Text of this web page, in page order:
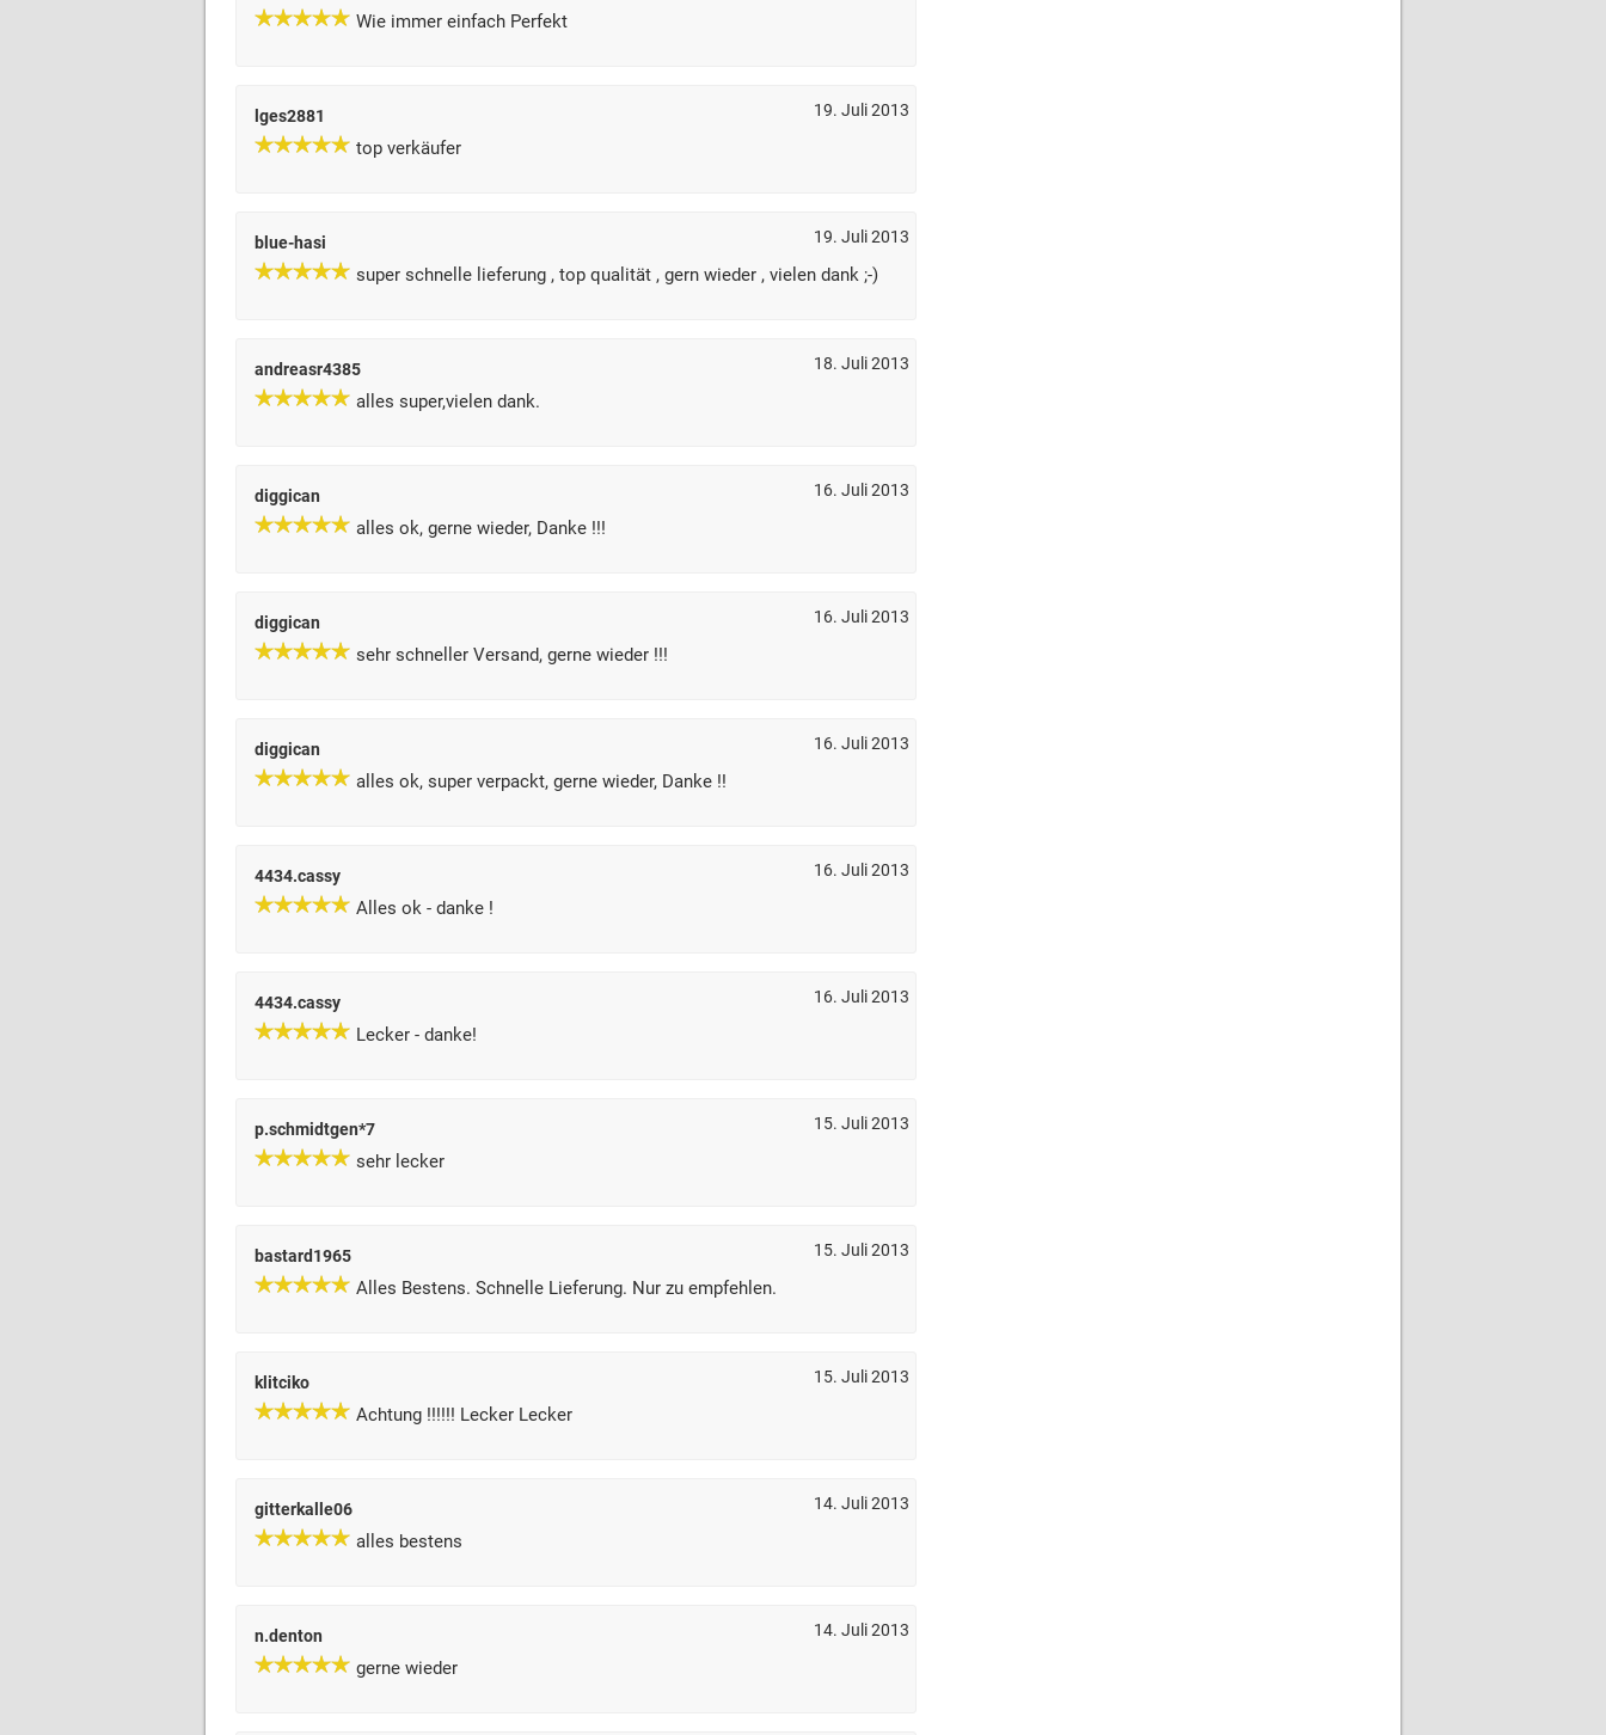
Wie immer einfach Perfekt
lges2881 19. Juli 2013
top verkäufer
blue-hasi 19. Juli 2013
super schnelle lieferung , top qualität , gern wieder , vielen dank ;-)
andreasr4385 18. Juli 2013
alles super,vielen dank.
diggican 16. Juli 2013
alles ok, gerne wieder, Danke !!!
diggican 16. Juli 2013
sehr schneller Versand, gerne wieder !!!
diggican 16. Juli 2013
alles ok, super verpackt, gerne wieder, Danke !!
4434.cassy 16. Juli 2013
Alles ok - danke !
4434.cassy 16. Juli 2013
Lecker - danke!
p.schmidtgen*7 15. Juli 2013
sehr lecker
bastard1965 15. Juli 2013
Alles Bestens. Schnelle Lieferung. Nur zu empfehlen.
klitciko 15. Juli 2013
Achtung !!!!!! Lecker Lecker
gitterkalle06 14. Juli 2013
alles bestens
n.denton 14. Juli 2013
gerne wieder